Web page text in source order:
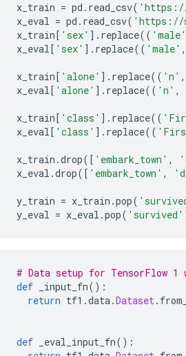
x_train = pd . read_csv( 'https://
x_eval = pd . read_csv( 'https://
x_train[ 'sex' ]. replace(( 'male'
x_eval[ 'sex' ]. replace(( 'male' ,
x_train[ 'alone' ]. replace(( 'n' ,
x_eval[ 'alone' ]. replace(( 'n' ,
x_train[ 'class' ]. replace((
x_eval[ 'class' ]. replace((
x_train .drop([ 'embark_town' ,
x_eval .drop([ 'embark_town' ,
y_train = x_train .pop(
y_eval = x_eval .pop( 'survived'
# Data setup for TensorFlow
def _input_fn():
return tf1 .data.Dataset.
def _eval_input_fn():